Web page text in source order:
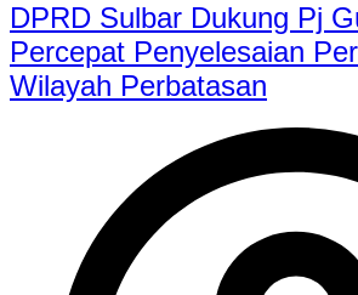
DPRD Sulbar Dukung Pj
Percepat Penyelesaian
Wilayah Perbatasan